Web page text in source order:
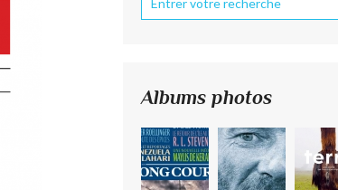
Albums photos